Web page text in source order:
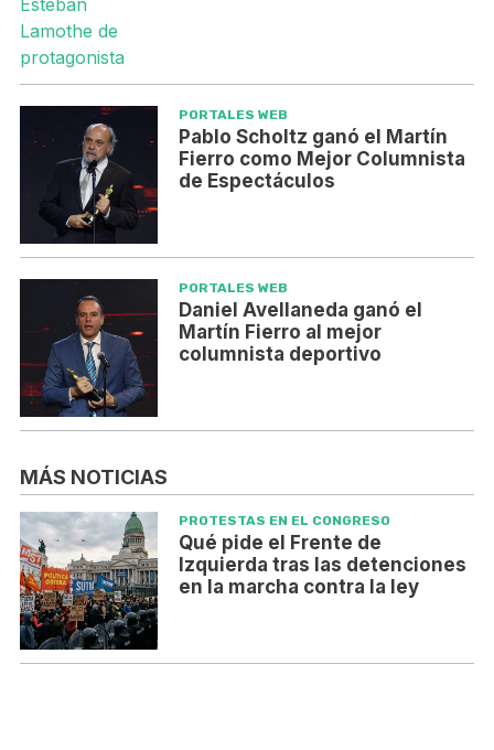
PORTALES WEB
Pablo Scholtz ganó el Martín
Fierro como Mejor Columnista
de Espectáculos
PORTALES WEB
Daniel Avellaneda ganó el
Martín Fierro al mejor
columnista deportivo
MÁS NOTICIAS
PROTESTAS EN EL CONGRESO
Qué pide el Frente de
Izquierda tras las detenciones
en la marcha contra la ley